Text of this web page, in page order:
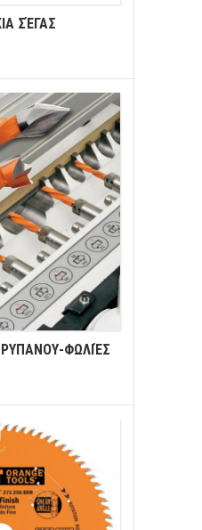
ΣΈΓΑΣ
ΦΩΛΙΈΣ